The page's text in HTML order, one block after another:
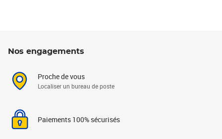
Nos engagements
Proche de vous
Localiser un bureau de poste
Paiements 100% sécurisés